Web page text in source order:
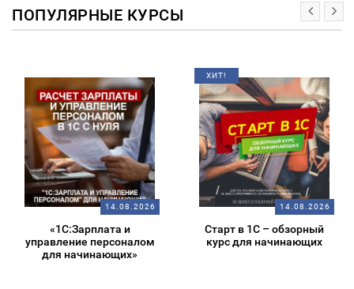
ПОПУЛЯРНЫЕ КУРСЫ
14.08.2026
«1С:Зарплата и
управление персоналом
для начинающих»
ХИТ!
14.08.2026
Старт в 1С – обзорный
курс для начинающих